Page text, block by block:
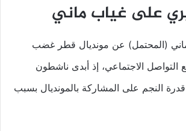
على غياب ماني
(المحتمل) عن مونديال قطر غضب
التواصل الاجتماعي، إذ أبدى ناشطون
النجم على المشاركة بالمونديال بسبب